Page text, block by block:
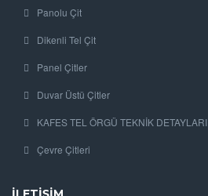
Panolu Çit
Dikenli Tel Çit
Panel Çitler
Duvar Üstü Çitler
KAFES TEL ÖRGÜ TEKNİK DETAYLARI
Çevre Çitleri